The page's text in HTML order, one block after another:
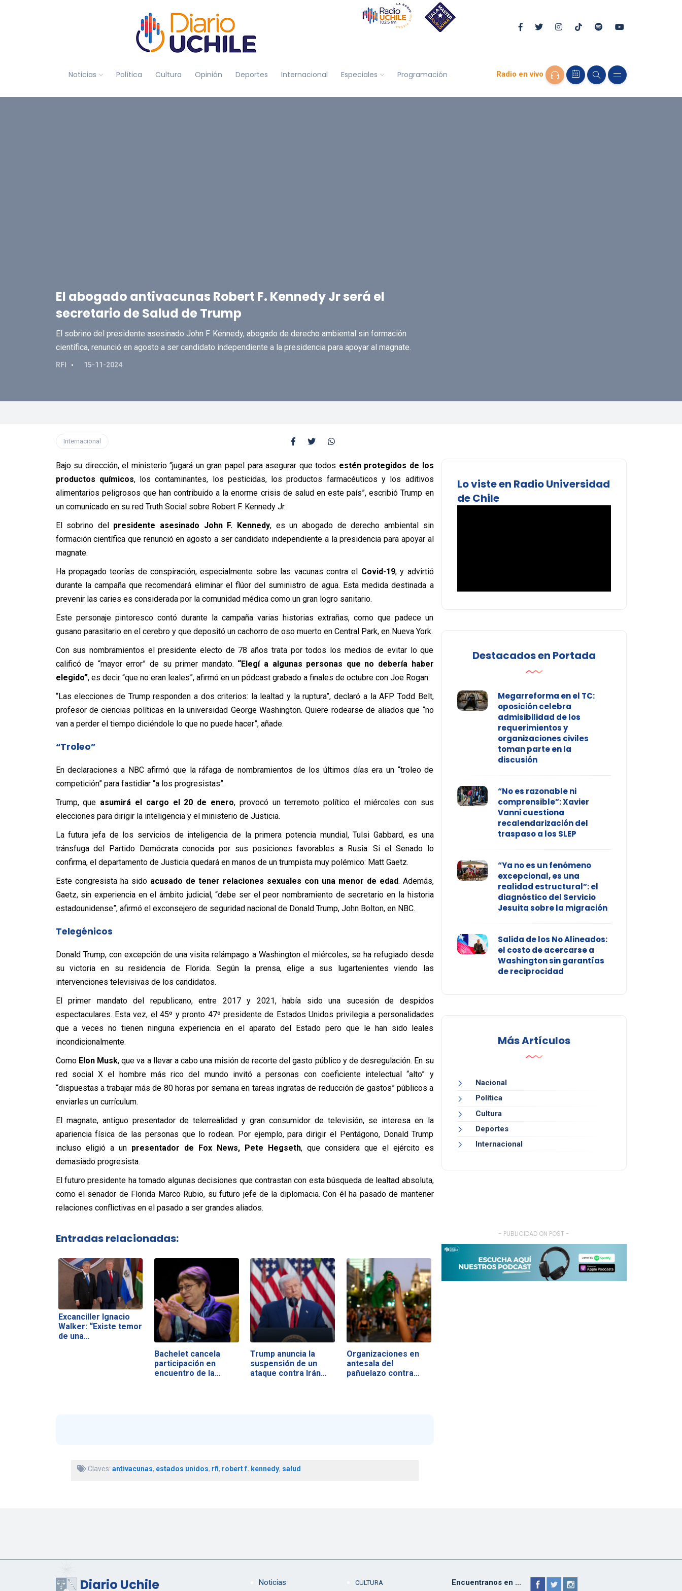
Noticias Política Cultura Opinión Deportes Internacional Especiales Programación Radio en vivo
El abogado antivacunas Robert F. Kennedy Jr será el
secretario de Salud de Trump
El sobrino del presidente asesinado John F. Kennedy, abogado de derecho ambiental sin formación
científica, renunció en agosto a ser candidato independiente a la presidencia para apoyar al magnate.
RFI 15-11-2024
Internacional
Bajo su dirección, el ministerio “jugará un gran papel para asegurar que todos estén protegidos de los
productos químicos, los contaminantes, los pesticidas, los productos farmacéuticos y los aditivos
alimentarios peligrosos que han contribuido a la enorme crisis de salud en este país”, escribió Trump en
un comunicado en su red Truth Social sobre Robert F. Kennedy Jr.
El sobrino del presidente asesinado John F. Kennedy, es un abogado de derecho ambiental sin
formación científica que renunció en agosto a ser candidato independiente a la presidencia para apoyar al
magnate.
Ha propagado teorías de conspiración, especialmente sobre las vacunas contra el Covid-19, y advirtió
durante la campaña que recomendará eliminar el flúor del suministro de agua. Esta medida destinada a
prevenir las caries es considerada por la comunidad médica como un gran logro sanitario.
Este personaje pintoresco contó durante la campaña varias historias extrañas, como que padece un
gusano parasitario en el cerebro y que depositó un cachorro de oso muerto en Central Park, en Nueva York.
Con sus nombramientos el presidente electo de 78 años trata por todos los medios de evitar lo que
calificó de “mayor error” de su primer mandato. “Elegí a algunas personas que no debería haber
elegido”, es decir “que no eran leales”, afirmó en un pódcast grabado a finales de octubre con Joe Rogan.
“Las elecciones de Trump responden a dos criterios: la lealtad y la ruptura”, declaró a la AFP Todd Belt,
profesor de ciencias políticas en la universidad George Washington. Quiere rodearse de aliados que “no
van a perder el tiempo diciéndole lo que no puede hacer”, añade.
“Troleo”
En declaraciones a NBC afirmó que la ráfaga de nombramientos de los últimos días era un “troleo de
competición” para fastidiar “a los progresistas”.
Trump, que asumirá el cargo el 20 de enero, provocó un terremoto político el miércoles con sus
elecciones para dirigir la inteligencia y el ministerio de Justicia.
La futura jefa de los servicios de inteligencia de la primera potencia mundial, Tulsi Gabbard, es una
tránsfuga del Partido Demócrata conocida por sus posiciones favorables a Rusia. Si el Senado lo
confirma, el departamento de Justicia quedará en manos de un trumpista muy polémico: Matt Gaetz.
Este congresista ha sido acusado de tener relaciones sexuales con una menor de edad. Además,
Gaetz, sin experiencia en el ámbito judicial, “debe ser el peor nombramiento de secretario en la historia
estadounidense”, afirmó el exconsejero de seguridad nacional de Donald Trump, John Bolton, en NBC.
Telegénicos
Donald Trump, con excepción de una visita relámpago a Washington el miércoles, se ha refugiado desde
su victoria en su residencia de Florida. Según la prensa, elige a sus lugartenientes viendo las
intervenciones televisivas de los candidatos.
El primer mandato del republicano, entre 2017 y 2021, había sido una sucesión de despidos
espectaculares. Esta vez, el 45º y pronto 47º presidente de Estados Unidos privilegia a personalidades
que a veces no tienen ninguna experiencia en el aparato del Estado pero que le han sido leales
incondicionalmente.
Como Elon Musk, que va a llevar a cabo una misión de recorte del gasto público y de desregulación. En su
red social X el hombre más rico del mundo invitó a personas con coeficiente intelectual “alto” y
“dispuestas a trabajar más de 80 horas por semana en tareas ingratas de reducción de gastos” públicos a
enviarles un currículum.
El magnate, antiguo presentador de telerrealidad y gran consumidor de televisión, se interesa en la
apariencia física de las personas que lo rodean. Por ejemplo, para dirigir el Pentágono, Donald Trump
incluso eligió a un presentador de Fox News, Pete Hegseth, que considera que el ejército es
demasiado progresista.
El futuro presidente ha tomado algunas decisiones que contrastan con esta búsqueda de lealtad absoluta,
como el senador de Florida Marco Rubio, su futuro jefe de la diplomacia. Con él ha pasado de mantener
relaciones conflictivas en el pasado a ser grandes aliados.
Entradas relacionadas:
Excanciller Ignacio
Walker: “Existe temor
de una…
Bachelet cancela
participación en
encuentro de la…
Trump anuncia la
suspensión de un
ataque contra Irán…
Organizaciones en
antesala del
pañuelazo contra…
Claves: antivacunas, estados unidos, rfi, robert f. kennedy, salud
Lo viste en Radio Universidad
de Chile
Destacados en Portada
Megarreforma en el TC:
oposición celebra
admisibilidad de los
requerimientos y
organizaciones civiles
toman parte en la
discusión
“No es razonable ni
comprensible”: Xavier
Vanni cuestiona
recalendarización del
traspaso a los SLEP
“Ya no es un fenómeno
excepcional, es una
realidad estructural”: el
diagnóstico del Servicio
Jesuita sobre la migración
Salida de los No Alineados:
el costo de acercarse a
Washington sin garantías
de reciprocidad
Más Artículos
Nacional
Política
Cultura
Deportes
Internacional
- PUBLICIDAD ON POST -
Diario Uchile Noticias CULTURA Encuentranos en ...